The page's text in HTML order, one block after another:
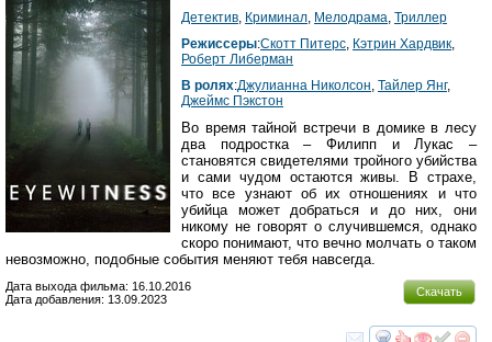
Детектив, Криминал, Мелодрама, Триллер
Режиссеры:Скотт Питерс, Кэтрин Хардвик,
Роберт Либерман
В ролях:Джулианна Николсон, Тайлер Янг,
Джеймс Пэкстон
Во время тайной встречи в домике в лесу
два подростка – Филипп и Лукас –
становятся свидетелями тройного убийства
и сами чудом остаются живы. В страхе,
что все узнают об их отношениях и что
убийца может добраться и до них, они
никому не говорят о случившемся, однако
скоро понимают, что вечно молчать о таком
невозможно, подобные события меняют тебя навсегда.
Скачать
Дата выхода фильма: 16.10.2016
Дата добавления: 13.09.2023